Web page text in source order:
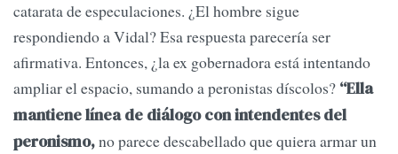
catarata de especulaciones. ¿El hombre sigue
respondiendo a Vidal? Esa respuesta parecería ser
afirmativa. Entonces, ¿la ex gobernadora está intentando
ampliar el espacio, sumando a peronistas díscolos? “Ella
mantiene línea de diálogo con intendentes del
peronismo,no parece descabellado que quiera armar un